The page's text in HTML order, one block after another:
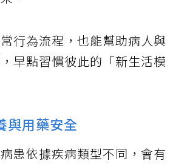
行為流程，也能幫助病人與
早點習慣彼此的「新生活模
與用藥安全
患依據疾病類型不同，會有